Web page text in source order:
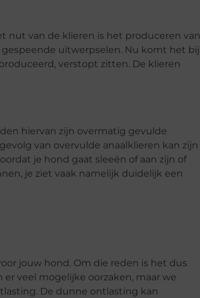
nut van de klieren is het produceren van
uitwerpselen. Nu komt het bij
verstopt zitten. De klieren
hiervan zijn overmatig gevulde
van overvulde anaalklieren kan zijn
je hond gaat sleeën of aan zijn of
je ziet vaak namelijk duidelijk een
jouw hond. Om die reden is het dus
veel mogelijke oorzaken, maar we
De dunne ontlasting kan